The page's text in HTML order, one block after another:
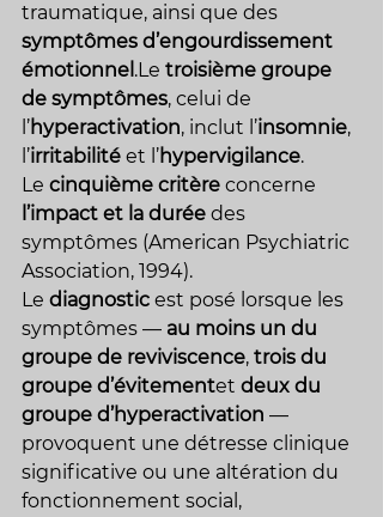
traumatique, ainsi que des
symptômes d’engourdissement
émotionnel .Le troisième groupe
de symptômes, celui de
l’hyperactivation, inclut l’insomnie,
l’irritabilité et l’hypervigilance.
Le cinquième critère concerne
l’impact et la durée des
symptômes (American Psychiatric
Association, 1994).
Le diagnostic est posé lorsque les
symptômes — au moins un du
groupe de reviviscence, trois du
groupe d’évitementet deux du
groupe d’hyperactivation —
provoquent une détresse clinique
significative ou une altération du
fonctionnement social,